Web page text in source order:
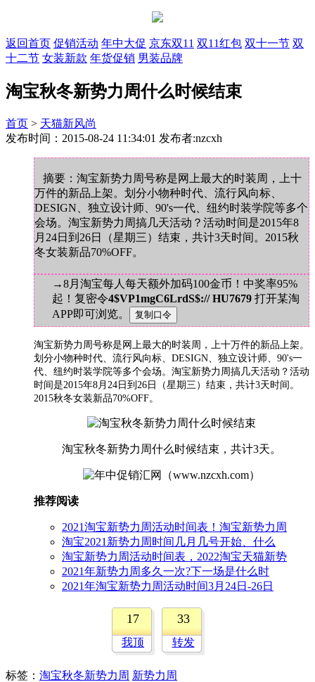
返回首页 促销活动 年中大促 京东双11 双11红包 双十一节 双
十二节 女装新款 年货促销 男装品牌
淘宝秋冬新势力周什么时候结束
首页 > 天猫新风尚
发布时间：2015-08-24 11:34:01 发布者:nzcxh
摘要：淘宝新势力周号称是网上最大的时装周，上十
万件的新品上架。划分小物种时代、流行风向标、
DESIGN、独立设计师、90's一代、纽约时装学院等多个
会场。淘宝新势力周搞几天活动？活动时间是2015年8
月24日到26日（星期三）结束，共计3天时间。2015秋
冬女装新品70%OFF。
→8月淘宝每人每天额外加码100金币！中奖率95%
起！复密令4$VP1mgC6LrdS$:// HU7679 打开某淘
APP即可浏览。
淘宝新势力周号称是网上最大的时装周，上十万件的新品上架。
划分小物种时代、流行风向标、DESIGN、独立设计师、90's一
代、纽约时装学院等多个会场。淘宝新势力周搞几天活动？活动
时间是2015年8月24日到26日（星期三）结束，共计3天时间。
2015秋冬女装新品70%OFF。
淘宝秋冬新势力周什么时候结束，共计3天。
推荐阅读
2021淘宝新势力周活动时间表！淘宝新势力周
淘宝2021新势力周时间几月几号开始、什么
淘宝新势力周活动时间表，2022淘宝天猫新势
2021年新势力周多久一次?下一场是什么时
2021年淘宝新势力周活动时间3月24日-26日
17
我顶
33
转发
标签 ： 淘宝秋冬新势力周 新势力周